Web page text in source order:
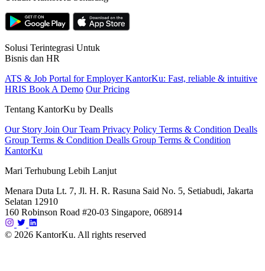
Solusi Terintegrasi Untuk
Bisnis dan HR
ATS & Job Portal for EmployerKantorKu: Fast, reliable & intuitive
HRIS Book A Demo Our Pricing
Tentang KantorKu by Dealls
Our Story Join Our Team Privacy Policy Terms & Condition Dealls
Group Terms & Condition Dealls Group Terms & Condition
KantorKu
Mari Terhubung Lebih Lanjut
Menara Duta Lt. 7, Jl. H. R. Rasuna Said No. 5, Setiabudi, Jakarta
Selatan 12910
160 Robinson Road #20-03 Singapore, 068914
© 2026 KantorKu. All rights reserved